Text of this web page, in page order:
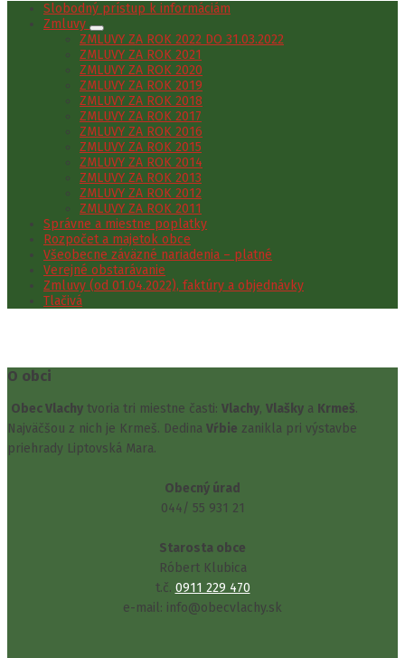
Slobodný prístup k informáciám
Zmluvy
ZMLUVY ZA ROK 2022 DO 31.03.2022
ZMLUVY ZA ROK 2021
ZMLUVY ZA ROK 2020
ZMLUVY ZA ROK 2019
ZMLUVY ZA ROK 2018
ZMLUVY ZA ROK 2017
ZMLUVY ZA ROK 2016
ZMLUVY ZA ROK 2015
ZMLUVY ZA ROK 2014
ZMLUVY ZA ROK 2013
ZMLUVY ZA ROK 2012
ZMLUVY ZA ROK 2011
Správne a miestne poplatky
Rozpočet a majetok obce
Všeobecne záväzné nariadenia – platné
Verejné obstarávanie
Zmluvy (od 01.04.2022), faktúry a objednávky
Tlačivá
O obci
Obec Vlachy tvoria tri miestne časti: Vlachy, Vlašky a Krmeš.
Najväčšou z nich je Krmeš. Dedina Vŕbie zanikla pri výstavbe
priehrady Liptovská Mara.
Obecný úrad
044/ 55 931 21
Starosta obce
Róbert Klubica
t.č. 0911 229 470
e-mail: info@obecvlachy.sk